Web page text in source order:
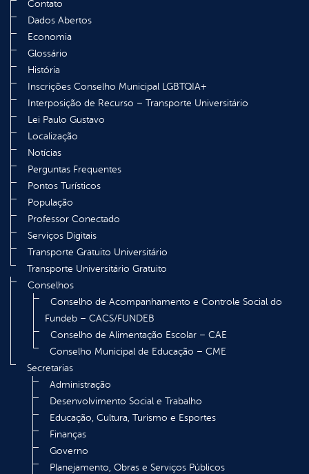
Contato
Dados Abertos
Economia
Glossário
História
Inscrições Conselho Municipal LGBTQIA+
Interposição de Recurso – Transporte Universitário
Lei Paulo Gustavo
Localização
Notícias
Perguntas Frequentes
Pontos Turísticos
População
Professor Conectado
Serviços Digitais
Transporte Gratuito Universitário
Transporte Universitário Gratuito
Conselhos
Conselho de Acompanhamento e Controle Social do
Fundeb – CACS/FUNDEB
Conselho de Alimentação Escolar – CAE
Conselho Municipal de Educação – CME
Secretarias
Administração
Desenvolvimento Social e Trabalho
Educação, Cultura, Turismo e Esportes
Finanças
Governo
Planejamento, Obras e Serviços Públicos